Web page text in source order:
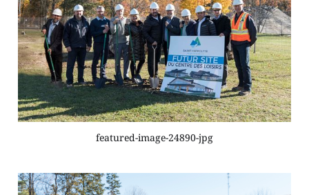
featured-image-24890-jpg